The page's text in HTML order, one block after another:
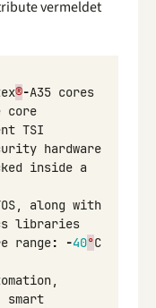
vermeldet
®-A35 cores
core
TSI
hardware
inside a
, along with
libraries
range: -40°C
,
smart